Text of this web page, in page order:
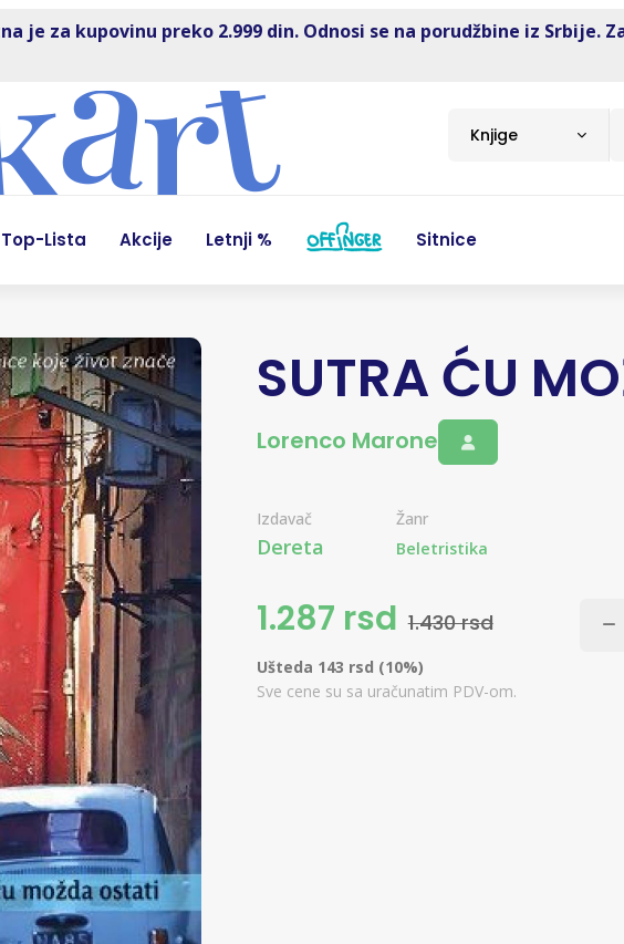
je za kupovinu preko 2.999 din. Odnosi se na porudžbine iz Srbije.
Knjige
Top-Lista Akcije Letnji % Sitnice
SUTRA ĆU
Lorenco Marone
Izdavač
Dereta
Žanr
Beletristika
1.287 rsd 1.430 rsd
Ušteda 143 rsd (10%)
Sve cene su sa uračunatim PDV-om.